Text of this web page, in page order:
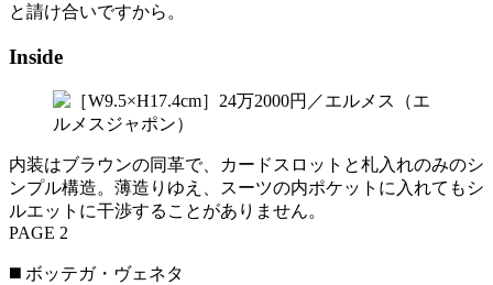
と請け合いですから。
Inside
内装はブラウンの同革で、カードスロットと札入れのみのシ
ンプル構造。薄造りゆえ、スーツの内ポケットに入れてもシ
ルエットに干渉することがありません。
PAGE 2
◼️ ボッテガ・ヴェネタ